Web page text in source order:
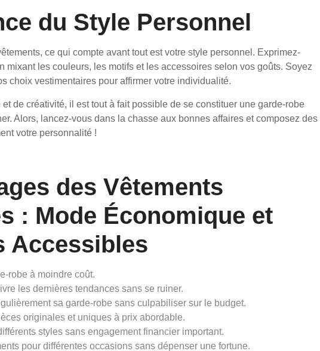
du Style Personnel
ce qui compte avant tout est votre style personnel. Exprimez-
mixant les couleurs, les motifs et les accessoires selon vos goûts. Soyez
choix vestimentaires pour affirmer votre individualité.
de créativité, il est tout à fait possible de se constituer une garde-robe
Alors, lancez-vous dans la chasse aux bonnes affaires et composez des
votre personnalité !
des Vêtements
: Mode Économique et
Accessibles
robe à moindre coût.
les dernières tendances sans se ruiner.
sa garde-robe sans culpabiliser sur le budget.
originales et uniques à prix abordable.
styles sans engagement financier important.
pour différentes occasions sans dépenser une fortune.